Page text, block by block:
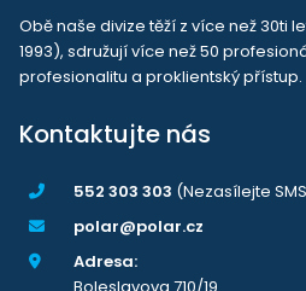
Obě naše divize těží z více než 30ti
1993), sdružují více než 50
profesionalitu a proklientský přístup.
Kontaktujte nás
552 303 303 (Nezasílejte
polar@polar.cz
Adresa: